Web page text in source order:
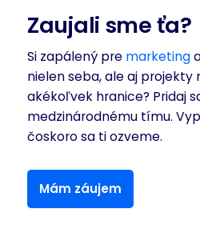
Zaujali sme ťa?
Si zapálený pre marketing
nielen seba, ale aj projekty
akékoľvek hranice? Pridaj
medzinárodnému tímu.
čoskoro sa ti ozveme.
Mám záujem